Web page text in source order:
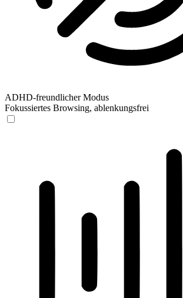
ADHD-freundlicher Modus
Fokussiertes Browsing, ablenkungsfrei